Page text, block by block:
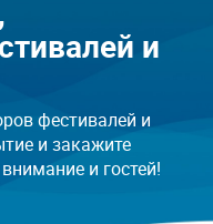
и
фестивалей и
и закажите
и гостей!